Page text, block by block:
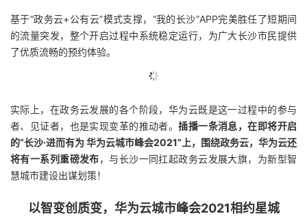
基于“政务云+公有云”模式支撑，“我的长沙”APP完美胜任了短期间
的流量突发，整个开启过程中系统稳定运行，为广大长沙市民提供
了优质流畅的预约体验。
实际上，在政务云发展的各个阶段，华为云既是这一过程中的参与
者、见证者，也是实现变革的推动者。插播一条消息，在即将开启
的“长沙·进而有为 华为云城市峰会2021”上，围绕政务云，华为云还
将有一系列重磅发布，与长沙一同扛起政务云发展大旗，为新型智
慧城市建设出谋划策！
以智变创质变，华为云城市峰会2021相约星城